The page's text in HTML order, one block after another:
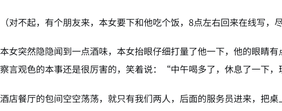
（对不起，有个朋友来，本女要下和他吃个饭，8点左右回来在线写，
本女突然隐隐闻到一点酒味，本女抬眼仔细打量了他一下，他的眼睛
察言观色的本事还是很厉害的，笑着说：“中午喝多了，休息了一下
酒店餐厅的包间空空荡荡，就只有我们两人，后面的服务员进来，把桌